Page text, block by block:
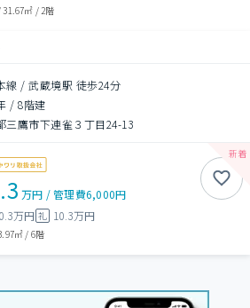
31.67㎡ /2階
線 / 武蔵境駅 徒歩24分
/8階建
三鷹市下連雀３丁目24-13
万円 /管理費6,000円
万円 礼 10.3万円
㎡ / 6階